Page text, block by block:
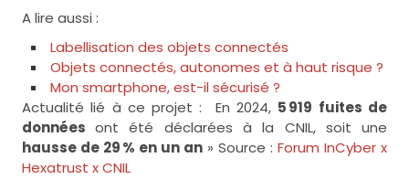
A lire aussi :
Labellisation des objets connectés
Objets connectés, autonomes et à haut risque ?
Mon smartphone, est-il sécurisé ?
Actualité lié à ce projet : En 2024, 5 919 fuites de
donnéesont été déclarées à la CNIL, soit une
hausse de 29 % en un an » Source :Forum InCyber x
Hexatrust x CNIL